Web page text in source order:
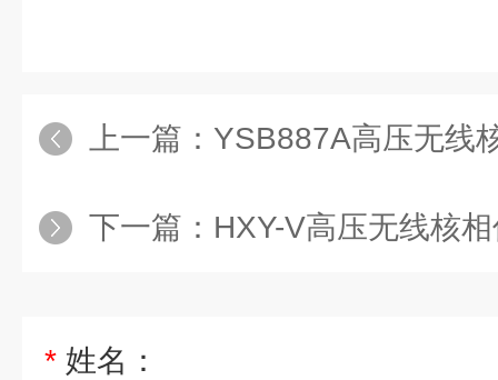
上一篇： YSB887A高压无线
下一篇： HXY-V高压无线核
* 姓名：